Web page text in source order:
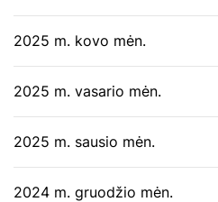
2025 m. kovo mėn.
2025 m. vasario mėn.
2025 m. sausio mėn.
2024 m. gruodžio mėn.